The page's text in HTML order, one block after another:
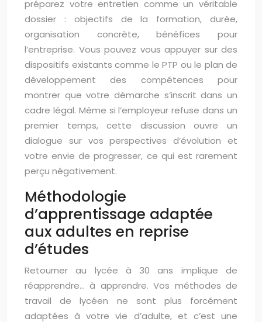
préparez votre entretien comme un véritable
dossier : objectifs de la formation, durée,
organisation concrète, bénéfices pour
l’entreprise. Vous pouvez vous appuyer sur des
dispositifs existants comme le PTP ou le plan de
développement des compétences pour
montrer que votre démarche s’inscrit dans un
cadre légal. Même si l’employeur refuse dans un
premier temps, cette discussion ouvre un
dialogue sur vos perspectives d’évolution et
votre envie de progresser, ce qui est rarement
perçu négativement.
Méthodologie
d’apprentissage adaptée
aux adultes en reprise
d’études
Retourner au lycée à 30 ans implique de
réapprendre… à apprendre. Vos méthodes de
travail de lycéen ne sont plus forcément
adaptées à votre vie d’adulte, et c’est une